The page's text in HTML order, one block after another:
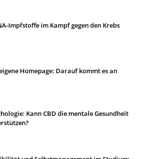
Impfstoffe im Kampf gegen den Krebs
Homepage: Darauf kommt es an
Kann CBD die mentale Gesundheit